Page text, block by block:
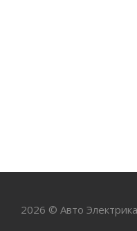
2026 © Авто Электрика